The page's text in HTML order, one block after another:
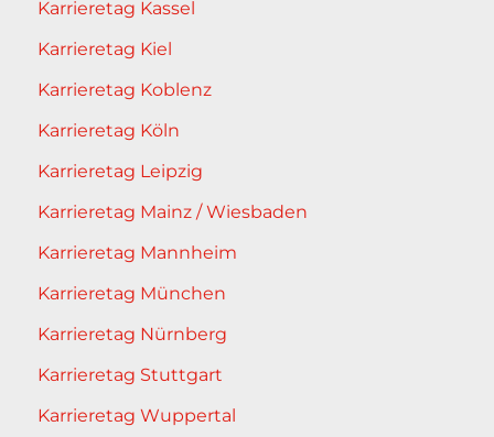
Karrieretag Kassel
Karrieretag Kiel
Karrieretag Koblenz
Karrieretag Köln
Karrieretag Leipzig
Karrieretag Mainz / Wiesbaden
Karrieretag Mannheim
Karrieretag München
Karrieretag Nürnberg
Karrieretag Stuttgart
Karrieretag Wuppertal